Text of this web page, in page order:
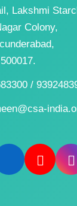
Lakshmi
Colony,
/